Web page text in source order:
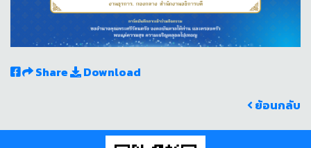
Share
Download
ย้อนกลับ